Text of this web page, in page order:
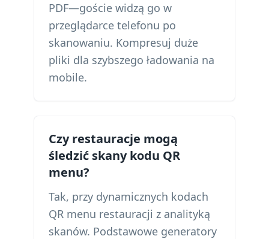
PDF—goście widzą go w
przeglądarce telefonu po
skanowaniu. Kompresuj duże
pliki dla szybszego ładowania na
mobile.
Czy restauracje mogą
śledzić skany kodu QR
menu?
Tak, przy dynamicznych kodach
QR menu restauracji z analityką
skanów. Podstawowe generatory